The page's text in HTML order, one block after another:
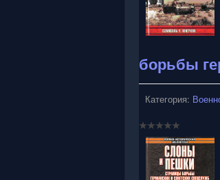
борьбы
Категория: